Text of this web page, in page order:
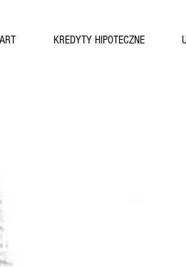
KREDYTY HIPOTECZNE
LEASE